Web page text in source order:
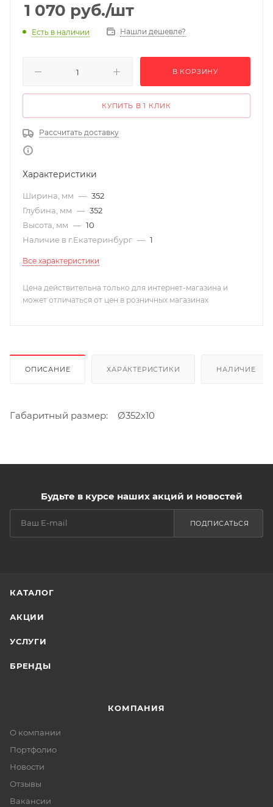
1 070 руб./шт
Есть в наличии Нашли дешевле?
В КОРЗИНУ
КУПИТЬ В 1 КЛИК
Рассчитать доставку
Характеристики
Ширина, мм — 352
Глубина, мм — 352
Высота, мм — 10
Наличие в г.Екатеринбург — 1
Все характеристики
Цена действительна только для интернет-магазина и
может отличаться от цен в розничных магазинах
ОПИСАНИЕ ХАРАКТЕРИСТИКИ НАЛИЧИЕ
Габаритный размер: Ø352х10
Будьте в курсе наших акций и новостей
ПОДПИСАТЬСЯ
КАТАЛОГ
АКЦИИ
УСЛУГИ
БРЕНДЫ
КОМПАНИЯ
О компании
Портфолио
Новости
Отзывы
Вакансии